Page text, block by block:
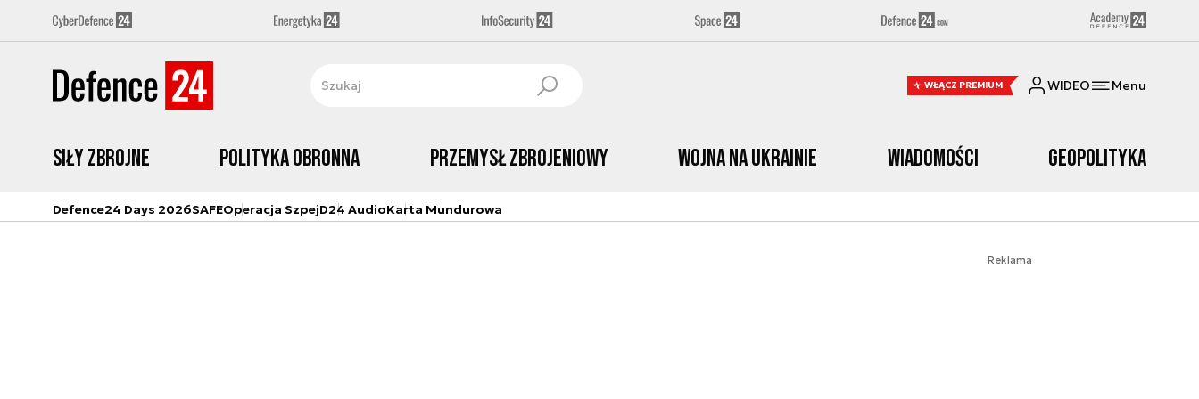
WŁĄCZ PREMIUM WIDEO Menu
Siły zbrojne Polityka obronna Przemysł Zbrojeniowy Wojna na Ukrainie Wiadomości Geopolityka
Defence24 Days 2026SAFEOperacja SzpejD24 AudioKarta Mundurowa
Reklama